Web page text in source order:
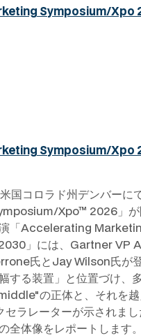
Symposium/Xpo
Symposium/Xpo
国コロラド州デンバーに
Xpo™ 2026」が
演「Accelerating
」には、Gartner VP
氏とJay Wilson氏が
する装置」と位置づけ、
の正体と、それを
セラレーターが示されま
全体像をレポートします。